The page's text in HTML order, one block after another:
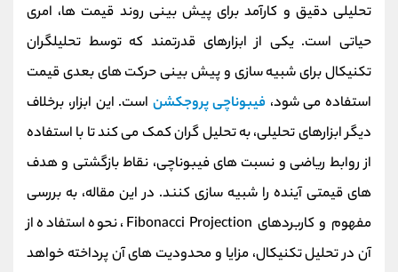
تحلیلی دقیق و کارآمد برای پیش‌ بینی روند قیمت‌ ها، امری
حیاتی است. یکی از ابزارهای قدرتمند که توسط تحلیلگران
تکنیکال برای شبیه‌ سازی و پیش‌ بینی حرکت‌ های بعدی قیمت
استفاده می‌ شود،فیبوناچی پروجکشن است. این ابزار، برخلاف
دیگر ابزارهای تحلیلی، به تحلیل‌ گران کمک می‌ کند تا با استفاده
از روابط ریاضی و نسبت‌ های فیبوناچی، نقاط بازگشتی و هدف‌
های قیمتی آینده را شبیه‌ سازی کنند. در این مقاله، به بررسی
مفهوم و کاربردهای Fibonacci Projection، نحوه استفاده از
آن در تحلیل تکنیکال، مزایا و محدودیت‌ های آن پرداخته خواهد
بدون پیش شماره 90001030
اینستاگرام @alireza.mehrabii
کانال تلگرام @alirezamehrabi_com